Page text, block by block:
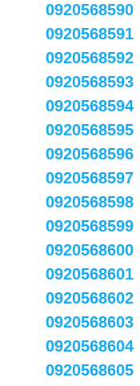
0920568590
0920568591
0920568592
0920568593
0920568594
0920568595
0920568596
0920568597
0920568598
0920568599
0920568600
0920568601
0920568602
0920568603
0920568604
0920568605